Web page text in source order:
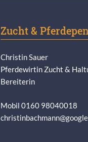
Zucht &
Christin Sauer
Pferdewirtin Zucht &
Bereiterin
Mobil 0160 98040018